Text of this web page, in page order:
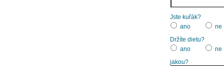
Jste kuřák?
ano
ne
Držíte dietu?
ano
ne
jakou?